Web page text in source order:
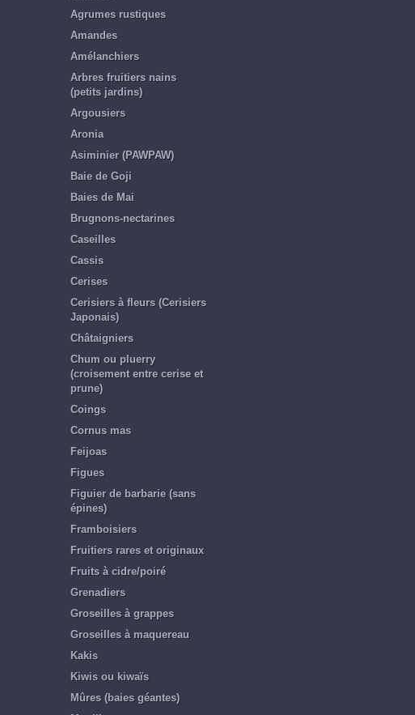
Agrumes rustiques
Amandes
Amélanchiers
Arbres fruitiers nains
(petits jardins)
Argousiers
Aronia
Asiminier (PAWPAW)
Baie de Goji
Baies de Mai
Brugnons-nectarines
Caseilles
Cassis
Cerises
Cerisiers à fleurs (Cerisiers
Japonais)
Châtaigniers
Chum ou pluerry
(croisement entre cerise et
prune)
Coings
Cornus mas
Feijoas
Figues
Figuier de barbarie (sans
épines)
Framboisiers
Fruitiers rares et originaux
Fruits à cidre/poiré
Grenadiers
Groseilles à grappes
Groseilles à maquereau
Kakis
Kiwis ou kiwaïs
Mûres (baies géantes)